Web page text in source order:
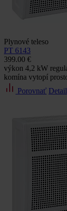
Plynové teleso
PT 6143
399.00 €
výkon 4,2 kW
komína vytopí
Porovnať Detail